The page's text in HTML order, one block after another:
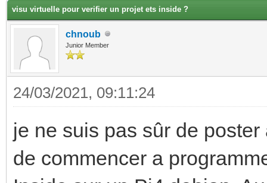
visu virtuelle pour verifier un projet ets inside ?
chnoub
Junior Member
24/03/2021, 09:11:24
je ne suis pas sûr de
de commencer a